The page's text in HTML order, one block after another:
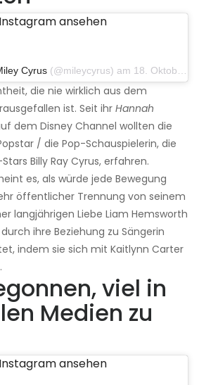
ansehen
Cyrus (@mileycyrus) am 18. Oktober 2019 um 19:03 Uhr PDT
die nie wirklich aus dem
ist. Seit ihr Hannah
dem Disney Channel wollten die
/ die Pop-Schauspielerin, die
Billy Ray Cyrus, erfahren.
es, als würde jede Bewegung
öffentlicher Trennung von seinem
langjährigen Liebe Liam Hemsworth
ihre Beziehung zu Sängerin
indem sie sich mit Kaitlynn Carter
viel in
Medien zu
ansehen